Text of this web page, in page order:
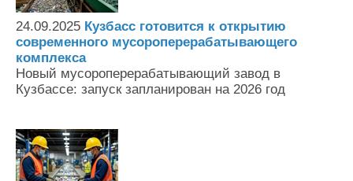
24.09.2025 Кузбасс готовится к открытию
современного мусороперерабатывающего
комплекса
Новый мусороперерабатывающий завод в
Кузбассе: запуск запланирован на 2026 год